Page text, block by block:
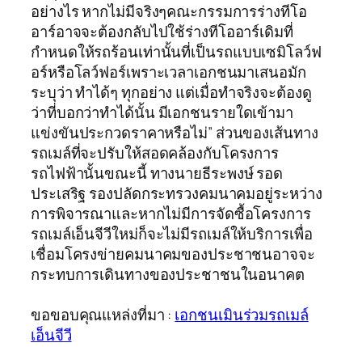
อย่างไร หากไม่มีจริงๆคณะกรรมการร่างทีโอ
อาร์อาจจะต้องกลับไปใช้ร่างทีโออาร์เดิมที่
กำหนดให้รถร้อนเท่านั้นที่เป็นรถแบบเซมิโลว์ฟ
อร์หรือโลว์ฟอร์เพราะเวลาเอกชนมาเสนอมัก
ระบุว่า ทำได้ๆ ทุกอย่าง แต่เมื่อทำจริงจะต้องดู
ว่าที่บอกว่าทำได้นั้น มีเอกชนรายใดเข้ามา
แข่งขันประกวดราคาหรือไม่” ส่วนของเส้นทาง
รถเมล์ที่จะปรับให้สอดคล้องกับโครงการ
รถไฟฟ้านั้นขณะนี้ ทางนายธีระพงษ์ รอด
ประเสริฐ รองปลัดกระทรวงคมนาคมอยู่ระหว่าง
การพิจารณาและหากไม่มีการจัดซื้อโครงการ
รถเมล์เอ็นจีวีใหม่ก็จะไม่มีรถเมล์ให้บริการเพื่อ
เชื่อมโครงข่ายคมนาคมของประชาชนอาจจะ
กระทบการเดินทางของประชาชนในอนาคต
ขอขอบคุณแหล่งที่มา : เอกชนเมินร่วมรถเมล์
เอ็นจีวี